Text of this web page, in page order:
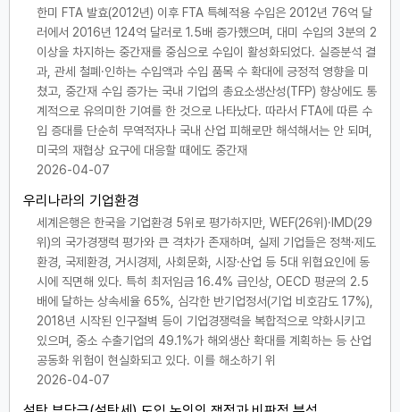
한미 FTA 발효(2012년) 이후 FTA 특혜적용 수입은 2012년 76억 달
러에서 2016년 124억 달러로 1.5배 증가했으며, 대미 수입의 3분의 2
이상을 차지하는 중간재를 중심으로 수입이 활성화되었다. 실증분석 결
과, 관세 철폐·인하는 수입액과 수입 품목 수 확대에 긍정적 영향을 미
쳤고, 중간재 수입 증가는 국내 기업의 총요소생산성(TFP) 향상에도 통
계적으로 유의미한 기여를 한 것으로 나타났다. 따라서 FTA에 따른 수
입 증대를 단순히 무역적자나 국내 산업 피해로만 해석해서는 안 되며,
미국의 재협상 요구에 대응할 때에도 중간재
2026-04-07
우리나라의 기업환경
세계은행은 한국을 기업환경 5위로 평가하지만, WEF(26위)·IMD(29
위)의 국가경쟁력 평가와 큰 격차가 존재하며, 실제 기업들은 정책·제도
환경, 국제환경, 거시경제, 사회문화, 시장·산업 등 5대 위협요인에 동
시에 직면해 있다. 특히 최저임금 16.4% 급인상, OECD 평균의 2.5
배에 달하는 상속세율 65%, 심각한 반기업정서(기업 비호감도 17%),
2018년 시작된 인구절벽 등이 기업경쟁력을 복합적으로 약화시키고
있으며, 중소 수출기업의 49.1%가 해외생산 확대를 계획하는 등 산업
공동화 위험이 현실화되고 있다. 이를 해소하기 위
2026-04-07